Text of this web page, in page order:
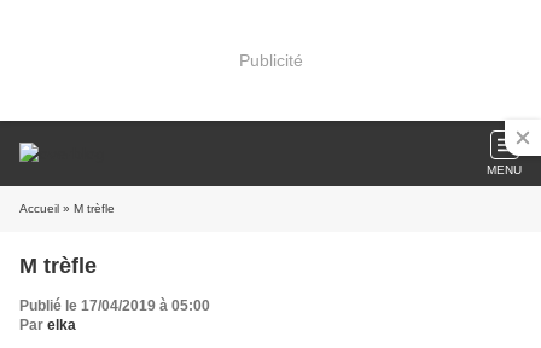
Publicité
MENU
Accueil » M trèfle
M trèfle
Publié le 17/04/2019 à 05:00
Par elka